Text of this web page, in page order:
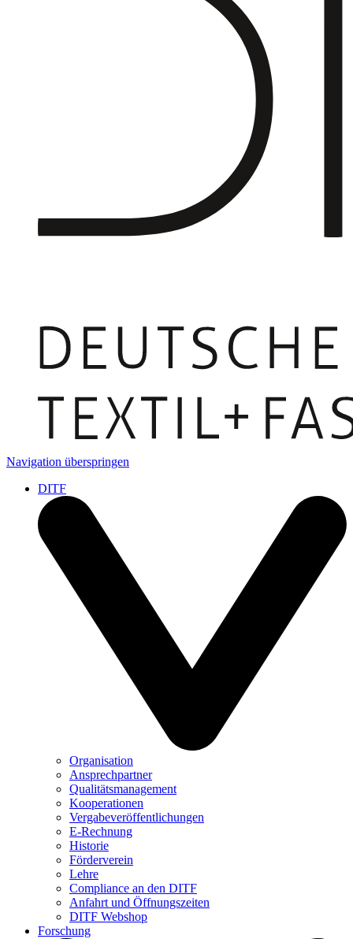
Navigation überspringen
DITF
Organisation
Ansprechpartner
Qualitätsmanagement
Kooperationen
Vergabeveröffentlichungen
E-Rechnung
Historie
Förderverein
Lehre
Compliance an den DITF
Anfahrt und Öffnungszeiten
DITF Webshop
Forschung